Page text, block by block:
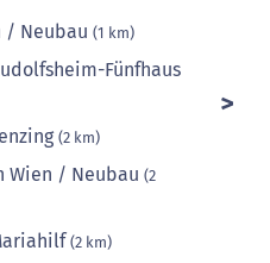
/ Neubau (1 km)
Fünfhaus
(2 km)
Wien / Neubau (2
(2 km)